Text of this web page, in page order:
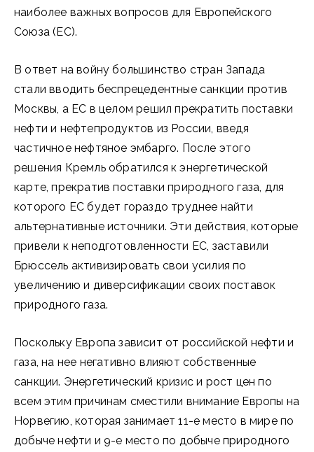
наиболее важных вопросов для Европейского
Союза (ЕС).
В ответ на войну большинство стран Запада
стали вводить беспрецедентные санкции против
Москвы, а ЕС в целом решил прекратить поставки
нефти и нефтепродуктов из России, введя
частичное нефтяное эмбарго. После этого
решения Кремль обратился к энергетической
карте, прекратив поставки природного газа, для
которого ЕС будет гораздо труднее найти
альтернативные источники. Эти действия, которые
привели к неподготовленности ЕС, заставили
Брюссель активизировать свои усилия по
увеличению и диверсификации своих поставок
природного газа.
Поскольку Европа зависит от российской нефти и
газа, на нее негативно влияют собственные
санкции. Энергетический кризис и рост цен по
всем этим причинам сместили внимание Европы на
Норвегию, которая занимает 11-е место в мире по
добыче нефти и 9-е место по добыче природного